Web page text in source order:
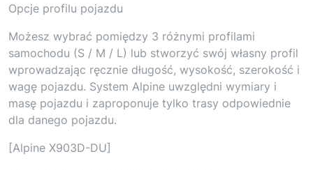
Opcje profilu pojazdu
Możesz wybrać pomiędzy 3 różnymi profilami
samochodu (S / M / L) lub stworzyć swój własny profil
wprowadzając ręcznie długość, wysokość, szerokość i
wagę pojazdu. System Alpine uwzględni wymiary i
masę pojazdu i zaproponuje tylko trasy odpowiednie
dla danego pojazdu.
[Alpine X903D-DU]